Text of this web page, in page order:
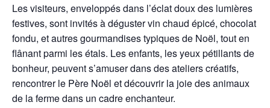
Les visiteurs, enveloppés dans l’éclat doux des lumières
festives, sont invités à déguster vin chaud épicé, chocolat
fondu, et autres gourmandises typiques de Noël, tout en
flânant parmi les étals. Les enfants, les yeux pétillants de
bonheur, peuvent s’amuser dans des ateliers créatifs,
rencontrer le Père Noël et découvrir la joie des animaux
de la ferme dans un cadre enchanteur.